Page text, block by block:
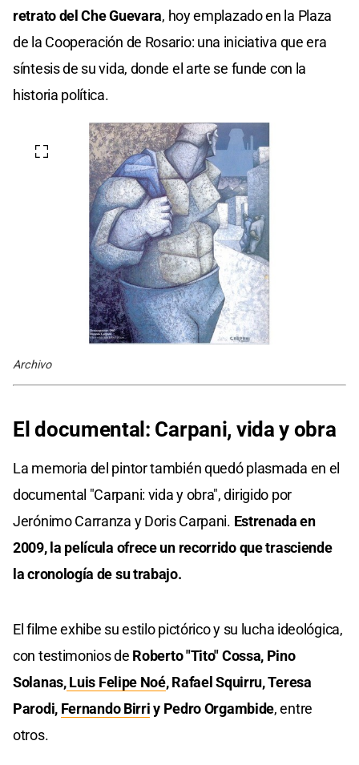
retrato del Che Guevara, hoy emplazado en la Plaza
de la Cooperación de Rosario: una iniciativa que era
síntesis de su vida, donde el arte se funde con la
historia política.
Archivo
El documental: Carpani, vida y obra
La memoria del pintor también quedó plasmada en el
documental "Carpani: vida y obra", dirigido por
Jerónimo Carranza y Doris Carpani. Estrenada en
2009, la película ofrece un recorrido que trasciende
la cronología de su trabajo.
El filme exhibe su estilo pictórico y su lucha ideológica,
con testimonios de Roberto "Tito" Cossa, Pino
Solanas,Luis Felipe Noé, Rafael Squirru, Teresa
Parodi, Fernando Birriy Pedro Orgambide, entre
otros.